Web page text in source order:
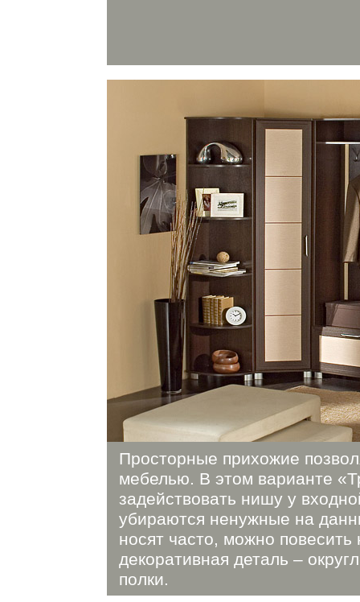
Просторные прихожие
мебелью. В этом варианте
задействовать нишу у
убираются ненужные на
носят часто, можно
декоративная деталь –
полки.